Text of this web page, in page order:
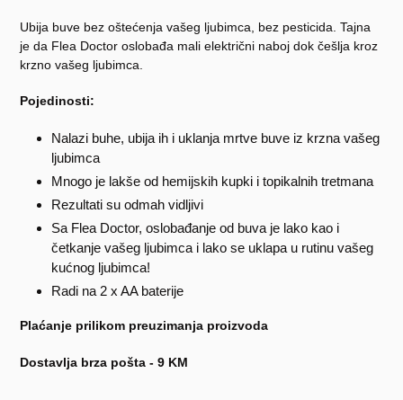
košaricu
Ubija buve bez oštećenja vašeg ljubimca, bez pesticida. Tajna
je da Flea Doctor oslobađa mali električni naboj dok češlja kroz
krzno vašeg ljubimca.
Pojedinosti:
Nalazi buhe, ubija ih i uklanja mrtve buve iz krzna vašeg
ljubimca
Mnogo je lakše od hemijskih kupki i topikalnih tretmana
Rezultati su odmah vidljivi
Sa Flea Doctor, oslobađanje od buva je lako kao i
četkanje vašeg ljubimca i lako se uklapa u rutinu vašeg
kućnog ljubimca!
Radi na 2 x AA baterije
Plaćanje prilikom preuzimanja proizvoda
Dostavlja brza pošta - 9 KM